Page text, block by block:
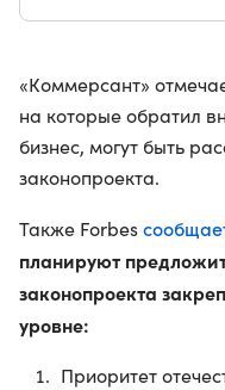
«Коммерсант»
на которые обратил
бизнес, могут быть
законопроекта.
Также Forbes
планируют
законопроекта
уровне:
Приоритет